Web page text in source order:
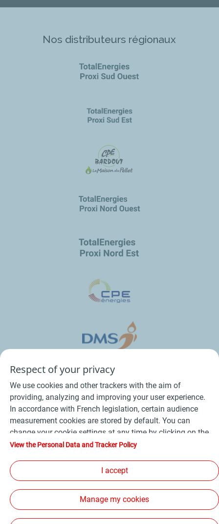
Nos distributeurs régionaux
Conditions Générales de Vente Bois
Conditions Générales d’Utilisation
Cookies - Plan du site -
Les sites de la compagnie TotalEnergies
Accessibilité: non conforme
Respect of your privacy
We use cookies and other trackers with the aim of
providing, analyzing and improving your user experience.
In accordance with French legislation, certain audience
measurement cookies are stored by default. You can
change your cookie settings at any time by clicking on the
"Manage my cookies" button. By clicking on the "Accept"
device. If you click on "Decline", only the technical cookies
required for the site to function correctly will be used. For
more information, refer to the "Personal Data and Tracker
Policy" page.
View the Personal Data and Tracker Policy
I accept
Manage my cookies